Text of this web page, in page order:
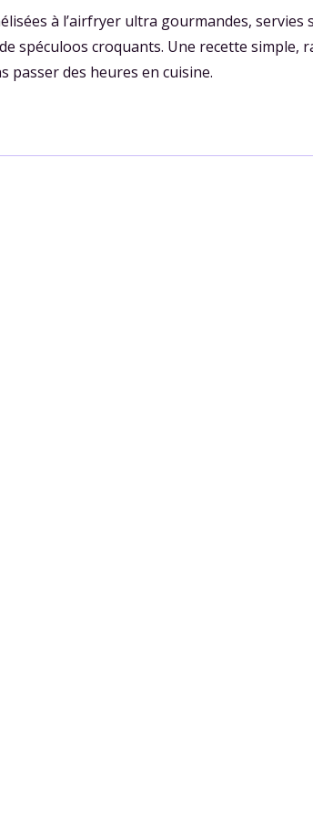
à l’airfryer ultra gourmandes,
de spéculoos croquants. Une recette
passer des heures en cuisine.